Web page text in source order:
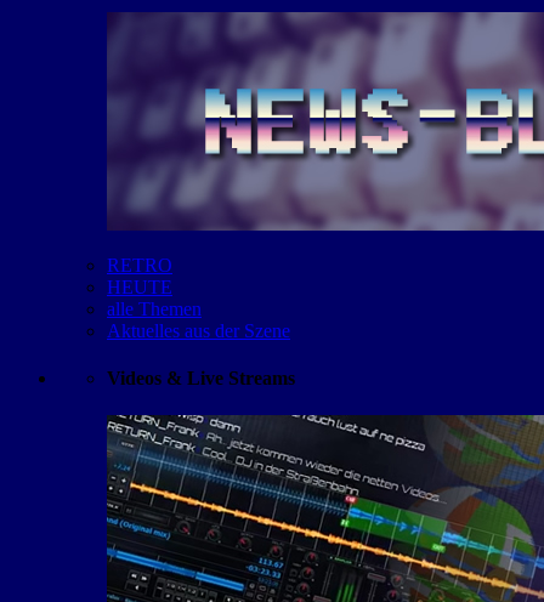
RETRO
HEUTE
alle Themen
Aktuelles aus der Szene
Videos & Live Streams